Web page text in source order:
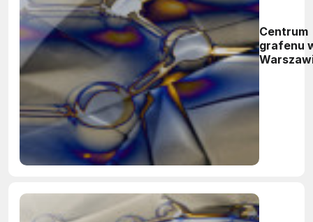
Centrum
grafenu